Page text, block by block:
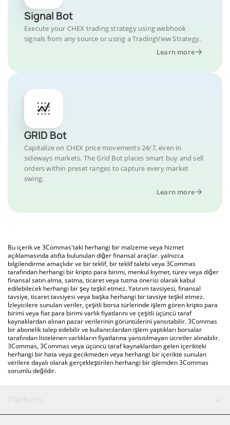
Signal Bot
Execute your CHEX trading strategy using webhook
signals from any source or using a TradingView Strategy.
Learn more
GRID Bot
Capitalize on CHEX price movements 24/7, even in
sideways markets. The Grid Bot places smart buy and sell
orders within preset ranges to capture every market
swing.
Learn more
Bu içerik ve 3Commas'taki herhangi bir malzeme veya hizmet
açıklamasında atıfta bulunulan diğer finansal araçlar. yalnızca
bilgilendirme amaçlıdır ve bir teklif, bir teklif talebi veya 3Commas
tarafından herhangi bir kripto para birimi, menkul kıymet, türev veya diğer
finansal satın alma, satma, ticaret veya tutma önerisi olarak kabul
edilebilecek herhangi bir şey teşkil etmez. Yatırım tavsiyesi, finansal
tavsiye, ticaret tavsiyesi veya başka herhangi bir tavsiye teşkil etmez.
İzleyicilere sunulan veriler, çeşitli borsa türlerinde işlem gören kripto para
birimi veya fiat para birimi varlık fiyatlarını ve çeşitli üçüncü taraf
kaynaklardan alınan pazar verilerinin görüntülerini yansıtabilir. 3Commas
bir abonelik talep edebilir ve kullanıcılardan işlem yaptıkları borsalar
tarafından listelenen varlıkların fiyatlarına yansıtılmayan ücretler alınabilir.
3Commas, 3Commas veya üçüncü taraf kaynaklardan gelen içerikteki
herhangi bir hata veya gecikmeden veya herhangi bir içerikte sunulan
verilere dayalı olarak gerçekleştirilen herhangi bir işlemden 3Commas
sorumlu değildir.
Platform